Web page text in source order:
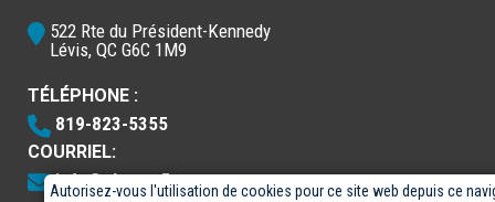
Autorisez-vous l'utilisation de cookies pour ce site web depuis ce
522 Rte du Président-Kennedy
Lévis, QC G6C 1M9
TÉLÉPHONE :
819-823-5355
COURRIEL:
info@electro5.com